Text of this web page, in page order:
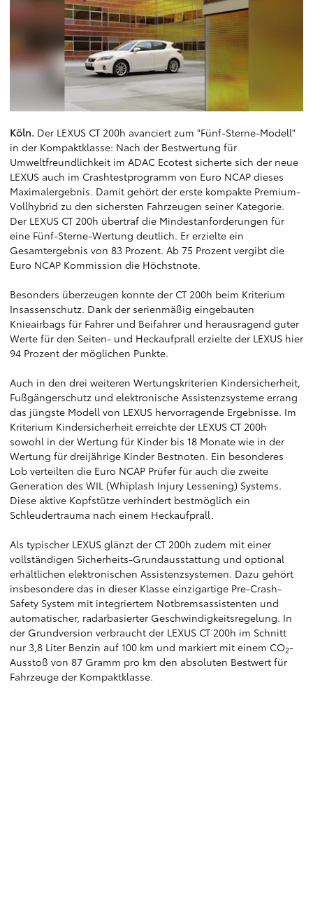
Köln. Der LEXUS CT 200h avanciert zum "Fünf-Sterne-Modell"
in der Kompaktklasse: Nach der Bestwertung für
Umweltfreundlichkeit im ADAC Ecotest sicherte sich der neue
LEXUS auch im Crashtestprogramm von Euro NCAP dieses
Maximalergebnis. Damit gehört der erste kompakte Premium-
Vollhybrid zu den sichersten Fahrzeugen seiner Kategorie.
Der LEXUS CT 200h übertraf die Mindestanforderungen für
eine Fünf-Sterne-Wertung deutlich. Er erzielte ein
Gesamtergebnis von 83 Prozent. Ab 75 Prozent vergibt die
Euro NCAP Kommission die Höchstnote.
Besonders überzeugen konnte der CT 200h beim Kriterium
Insassenschutz. Dank der serienmäßig eingebauten
Knieairbags für Fahrer und Beifahrer und herausragend guter
Werte für den Seiten- und Heckaufprall erzielte der LEXUS hier
94 Prozent der möglichen Punkte.
Auch in den drei weiteren Wertungskriterien Kindersicherheit,
Fußgängerschutz und elektronische Assistenzsysteme errang
das jüngste Modell von LEXUS hervorragende Ergebnisse. Im
Kriterium Kindersicherheit erreichte der LEXUS CT 200h
sowohl in der Wertung für Kinder bis 18 Monate wie in der
Wertung für dreijährige Kinder Bestnoten. Ein besonderes
Lob verteilten die Euro NCAP Prüfer für auch die zweite
Generation des WIL (Whiplash Injury Lessening) Systems.
Diese aktive Kopfstütze verhindert bestmöglich ein
Schleudertrauma nach einem Heckaufprall.
Als typischer LEXUS glänzt der CT 200h zudem mit einer
vollständigen Sicherheits-Grundausstattung und optional
erhältlichen elektronischen Assistenzsystemen. Dazu gehört
insbesondere das in dieser Klasse einzigartige Pre-Crash-
Safety System mit integriertem Notbremsassistenten und
automatischer, radarbasierter Geschwindigkeitsregelung. In
der Grundversion verbraucht der LEXUS CT 200h im Schnitt
nur 3,8 Liter Benzin auf 100 km und markiert mit einem CO2-
Ausstoß von 87 Gramm pro km den absoluten Bestwert für
Fahrzeuge der Kompaktklasse.